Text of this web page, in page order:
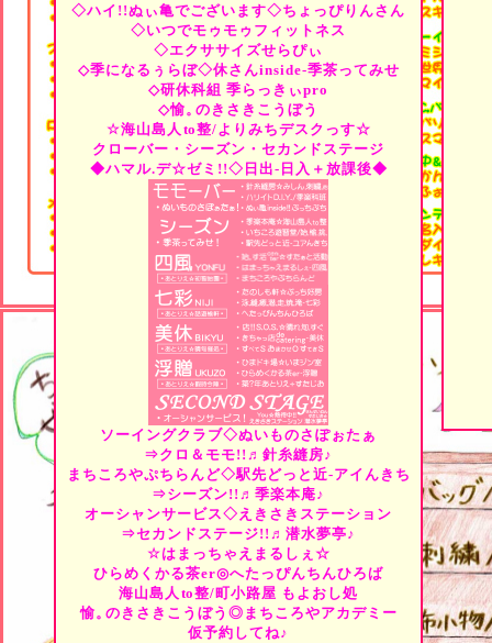
◇ハイ!!ぬぃ亀でございます◇ちょっぴりんさん
◇いつでモゥモゥフィットネス
◇エクササイズせらぴぃ
◇季になるぅらぼ◇休さんinside-季茶ってみせ
◇研休科組 季らっきぃpro
◇愉。のきさきこうぼう
☆海山島人 to整/よりみちデスクっす☆
クローバー・シーズン・セカンドステージ
◆ハマル.デ☆ゼミ!!◇日出-日入＋放課後◆
ソーイングクラブ◇ぬいものさぽぉたぁ
⇒クロ＆モモ!!♬針糸縫房♪
まちころやぷちらんど◇駅先どっと近-アイんきち
⇒シーズン!!♬季楽本庵♪
オーシャンサービス◇えきさきステーション
⇒セカンドステージ!!♬潜水夢亭♪
☆はまっちゃえまるしぇ☆
ひらめくかる茶er◎へたっぴんちんひろば
海山島人 to整/町小路屋 もよおし処
愉。のきさきこうぼう◎まちころやアカデミー
仮予約してね♪